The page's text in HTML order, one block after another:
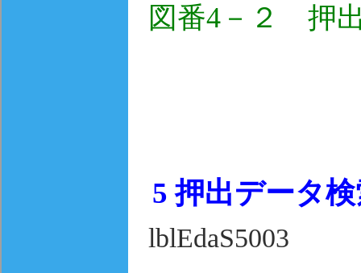
図番4－２ 押
5押出データ
lblEdaS5003